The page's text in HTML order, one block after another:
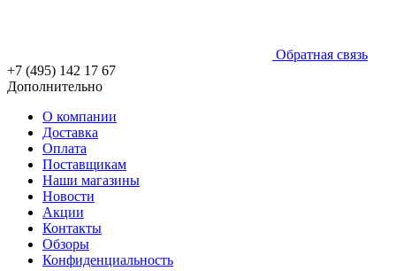
Обратная связь
+7 (495) 142 17 67
Дополнительно
О компании
Доставка
Оплата
Поставщикам
Наши магазины
Новости
Акции
Контакты
Обзоры
Конфиденциальность